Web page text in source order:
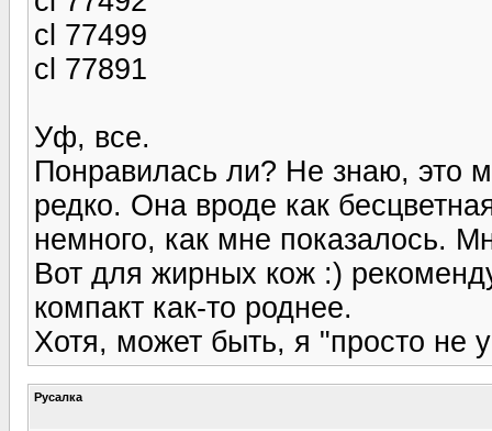
cl 77499
cl 77891
Уф, все.
Понравилась ли? Не знаю, это
редко. Она вроде как
немного, как мне показалось.
Вот для жирных кож :)
компакт как-то роднее.
Хотя, может быть, я "просто не
Русалка